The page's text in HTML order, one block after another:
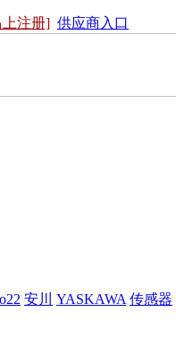
上注册] 供应商入口
安川 YASKAWA 传感器